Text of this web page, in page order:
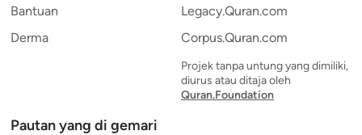
Bantuan
Derma
Legacy.Quran.com
Corpus.Quran.com
Projek tanpa untung yang dimiliki,
diurus atau ditaja oleh
Quran.Foundation
Pautan yang di gemari